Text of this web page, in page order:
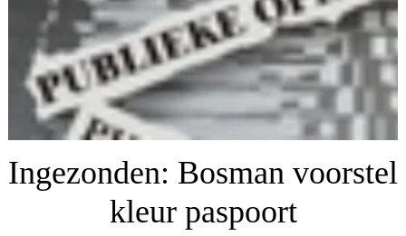
Ingezonden: Bosman voorstel
kleur paspoort